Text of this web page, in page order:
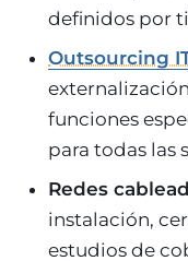
definidos por
Outsourcing
funciones
para todas las
Redes
instalación,
estudios de